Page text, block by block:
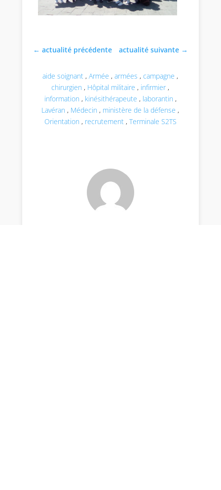
←actualité précédente actualité suivante→
aide soignant ,Armée ,armées ,campagne ,
chirurgien , Hôpital militaire , infirmier,
information , kinésithérapeute , laborantin ,
Lavéran , Médecin , ministère de la défense ,
Orientation , recrutement, Terminale S2TS